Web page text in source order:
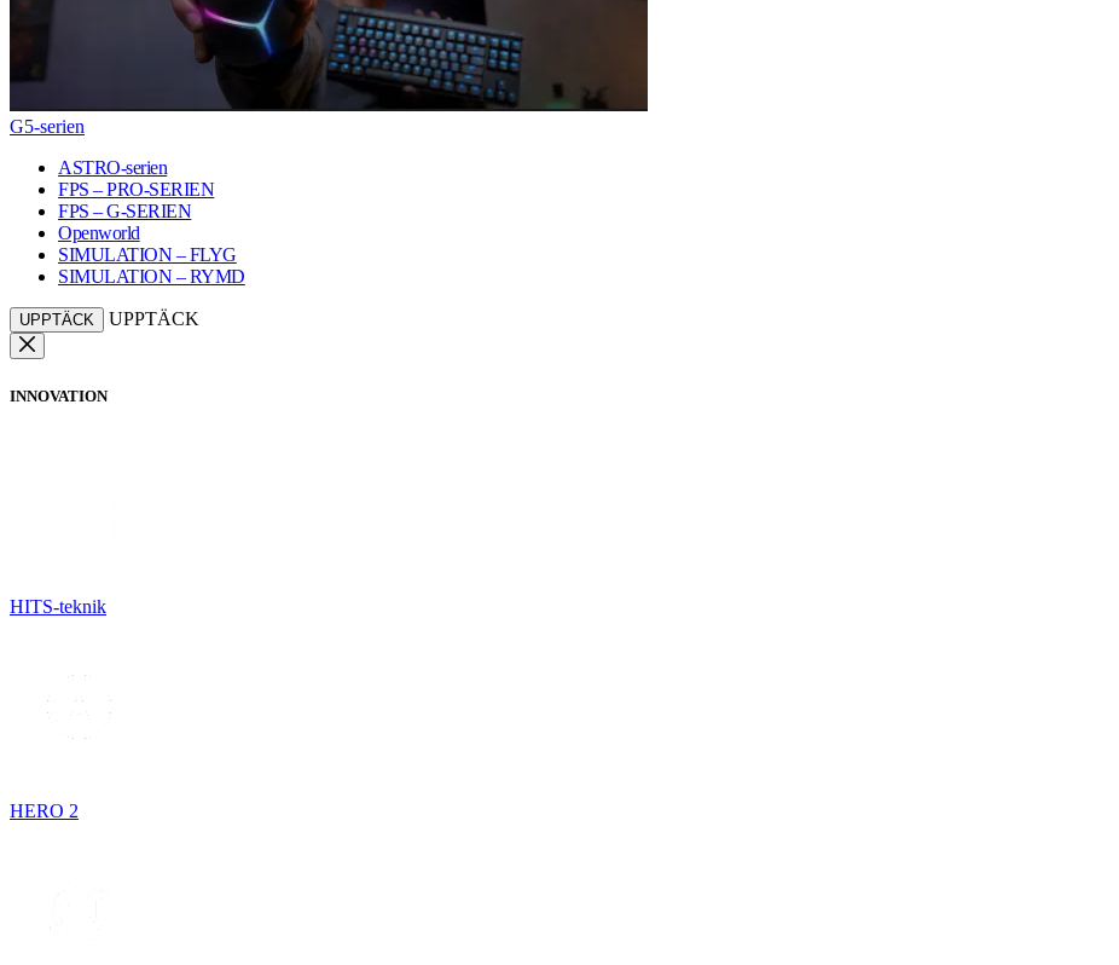
G5-serien
ASTRO-serien
FPS – PRO-SERIEN
FPS – G-SERIEN
Openworld
SIMULATION – FLYG
SIMULATION – RYMD
UPPTÄCK UPPTÄCK
INNOVATION
HITS-teknik
HERO 2